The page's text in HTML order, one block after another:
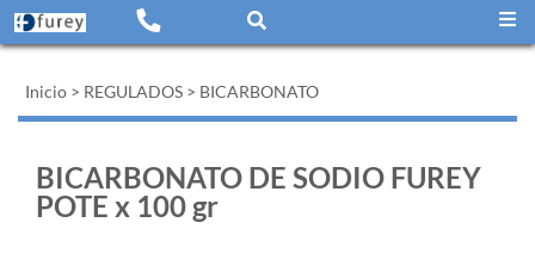
Inicio > REGULADOS > BICARBONATO
BICARBONATO DE SODIO FUREY
POTE x 100 gr